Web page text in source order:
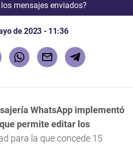
mensajes enviados?
de 2023 - 11:36
WhatsApp implementó
permite editar los
para la que concede 15